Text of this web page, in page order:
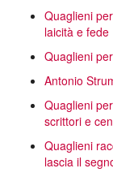
Quaglieni
laicità e fede
Quaglieni
Antonio
Quaglieni
scrittori e
Quaglieni
lascia il